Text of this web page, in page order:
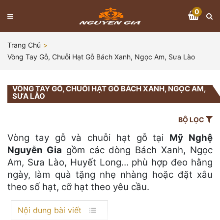
0
Trang Chủ
Vòng Tay Gỗ, Chuỗi Hạt Gỗ Bách Xanh, Ngọc Am, Sưa Lào
VÒNG TAY GỖ, CHUỖI HẠT GỖ BÁCH XANH, NGỌC AM,
SƯA LÀO
BỘ LỌC
Vòng tay gỗ và chuỗi hạt gỗ tại Mỹ Nghệ
Nguyễn Gia gồm các dòng Bách Xanh, Ngọc
Am, Sưa Lào, Huyết Long… phù hợp đeo hằng
ngày, làm quà tặng nhẹ nhàng hoặc đặt xâu
theo số hạt, cỡ hạt theo yêu cầu.
Nội dung bài viết